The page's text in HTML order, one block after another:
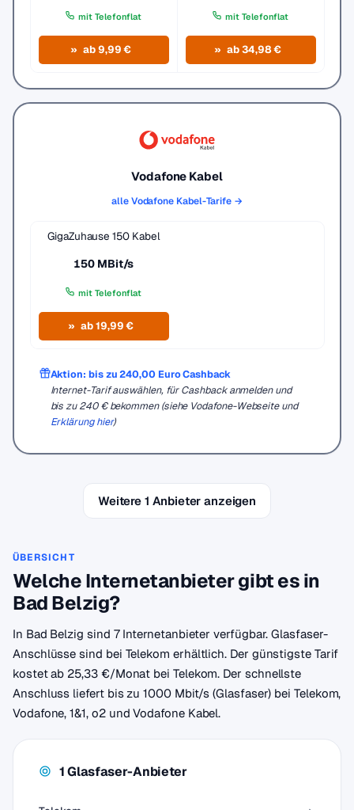
mit Telefonflat
ab 9,99 €
mit Telefonflat
ab 34,98 €
Vodafone Kabel
alle Vodafone Kabel-Tarife →
GigaZuhause 150 Kabel
150 MBit/s
mit Telefonflat
ab 19,99 €
Aktion: bis zu 240,00 Euro Cashback
Internet-Tarif auswählen, für Cashback anmelden und
bis zu 240 € bekommen (siehe Vodafone-Webseite und
Erklärung hier)
Weitere 1 Anbieter anzeigen
ÜBERSICHT
Welche Internetanbieter gibt es in
Bad Belzig?
In Bad Belzig sind 7 Internetanbieter verfügbar. Glasfaser-
Anschlüsse sind bei Telekom erhältlich. Der günstigste Tarif
kostet ab 25,33 €/Monat bei Telekom. Der schnellste
Anschluss liefert bis zu 1000 Mbit/s (Glasfaser) bei Telekom,
Vodafone, 1&1, o2 und Vodafone Kabel.
1 Glasfaser-Anbieter